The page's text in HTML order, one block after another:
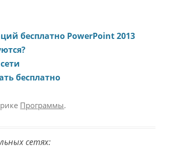
бесплатно PowerPoint 2013
бесплатно
Программы.
сетях: